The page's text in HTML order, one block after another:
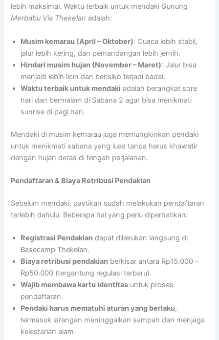
lebih maksimal. Waktu terbaik untuk mendaki Gunung
Merbabu Via Thekelan adalah:
Musim kemarau (April – Oktober): Cuaca lebih stabil,
jalur lebih kering, dan pemandangan lebih jernih.
Hindari musim hujan (November – Maret): Jalur bisa
menjadi lebih licin dan berisiko terjadi badai.
Waktu terbaik untuk mendaki adalah berangkat sore
hari dan bermalam di Sabana 2 agar bisa menikmati
sunrise di pagi hari.
Mendaki di musim kemarau juga memungkinkan pendaki
untuk menikmati sabana yang luas tanpa harus khawatir
dengan hujan deras di tengah perjalanan.
Pendaftaran & Biaya Retribusi Pendakian
Sebelum mendaki, pastikan sudah melakukan pendaftaran
terlebih dahulu. Beberapa hal yang perlu diperhatikan:
Registrasi Pendakian dapat dilakukan langsung di
Basecamp Thekelan.
Biaya retribusi pendakian berkisar antara Rp15.000 –
Rp50.000 (tergantung regulasi terbaru).
Wajib membawa kartu identitas untuk proses
pendaftaran.
Pendaki harus mematuhi aturan yang berlaku,
termasuk larangan meninggalkan sampah dan menjaga
kelestarian alam.